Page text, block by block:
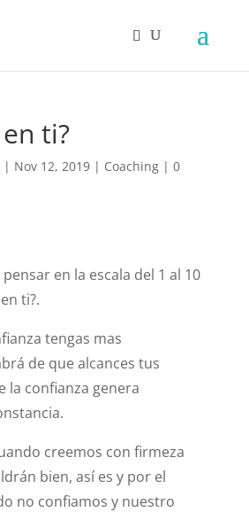
ti?
| Nov 12, 2019| Coaching| 0
en la escala del 1 al 10
ti?.
tengas mas
de que alcances tus
la confianza genera
creemos con firmeza
bien, así es y por el
no confiamos y nuestro